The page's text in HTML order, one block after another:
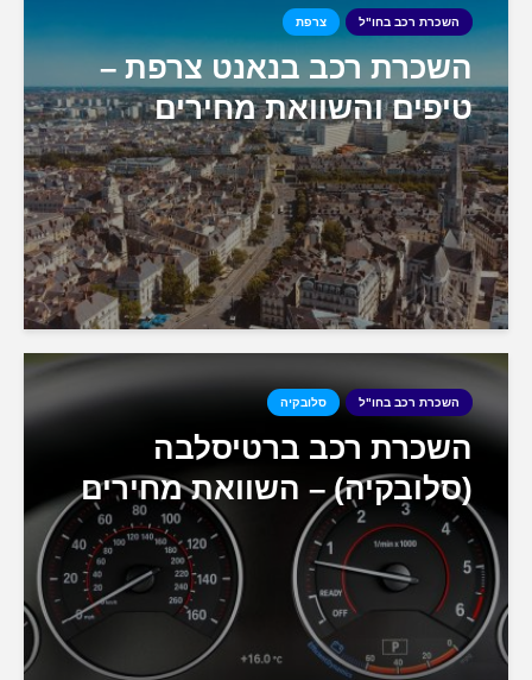
השכרת רכב בחו"ל צרפת
השכרת רכב בנאנט צרפת –
טיפים והשוואת מחירים
השכרת רכב בחו"ל סלובקיה
השכרת רכב ברטיסלבה
(סלובקיה) – השוואת מחירים